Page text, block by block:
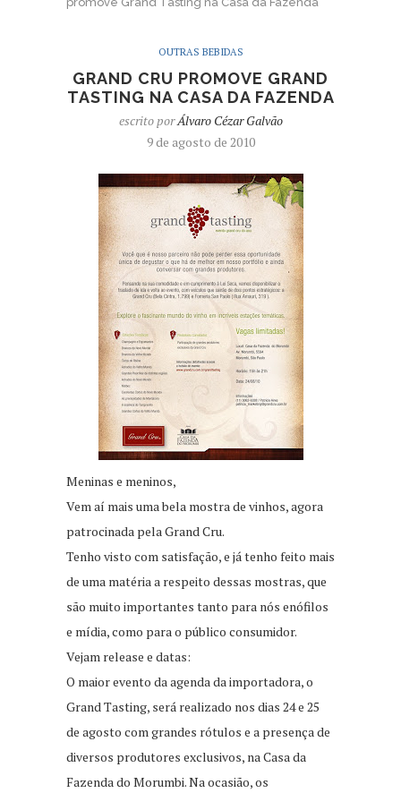
OUTRAS BEBIDAS
GRAND CRU PROMOVE GRAND
TASTING NA CASA DA FAZENDA
escrito porÁlvaro Cézar Galvão
9 de agosto de 2010
Meninas e meninos,
Vem aí mais uma bela mostra de vinhos, agora
patrocinada pela Grand Cru.
Tenho visto com satisfação, e já tenho feito mais
de uma matéria a respeito dessas mostras, que
são muito importantes tanto para nós enófilos
e mídia, como para o público consumidor.
Vejam release e datas:
O maior evento da agenda da importadora, o
Grand Tasting, será realizado nos dias 24 e 25
de agosto com grandes rótulos e a presença de
diversos produtores exclusivos, na Casa da
Fazenda do Morumbi. Na ocasião, os